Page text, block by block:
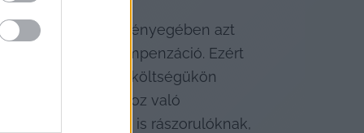
a kiesést, és lényegében azt
ha nem lesz kompenzáció. Ezért
internetet a saját költségükön
digitális oktatáshoz való
segített is rászorulóknak,